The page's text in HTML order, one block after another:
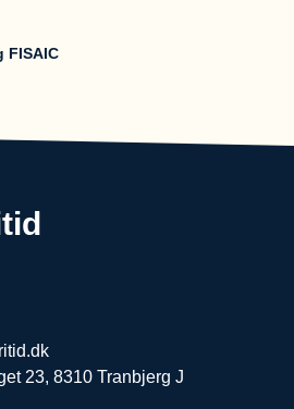
FISAIC
23, 8310 Tranbjerg J